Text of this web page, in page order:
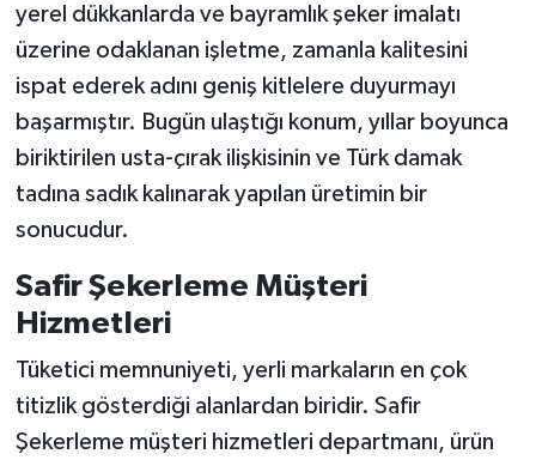
yerel dükkanlarda ve bayramlık şeker imalatı
üzerine odaklanan işletme, zamanla kalitesini
ispat ederek adını geniş kitlelere duyurmayı
başarmıştır. Bugün ulaştığı konum, yıllar boyunca
biriktirilen usta-çırak ilişkisinin ve Türk damak
tadına sadık kalınarak yapılan üretimin bir
sonucudur.
Safir Şekerleme Müşteri
Hizmetleri
Tüketici memnuniyeti, yerli markaların en çok
titizlik gösterdiği alanlardan biridir. Safir
Şekerleme müşteri hizmetleri departmanı, ürün